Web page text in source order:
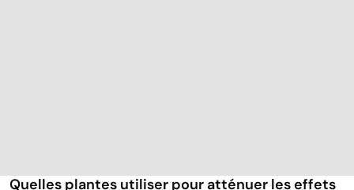
Quelles plantes utiliser pour atténuer les effets